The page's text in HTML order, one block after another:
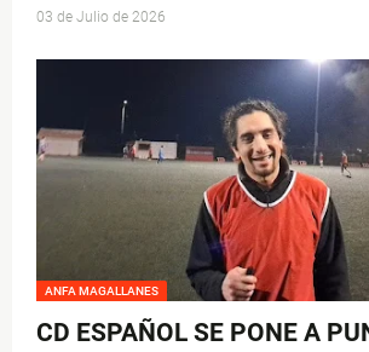
03 de Julio de 2026
ANFA MAGALLANES
CD ESPAÑOL SE PONE A